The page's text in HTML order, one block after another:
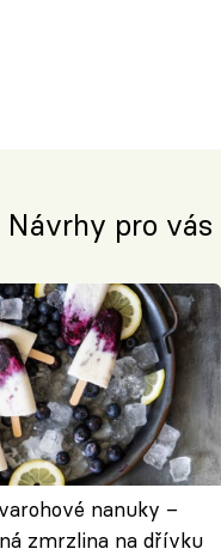
Návrhy pro vás
nanuky –
zmrzlina na dřívku